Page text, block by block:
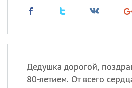
Дедушка дорогой,
80-летием. От всего